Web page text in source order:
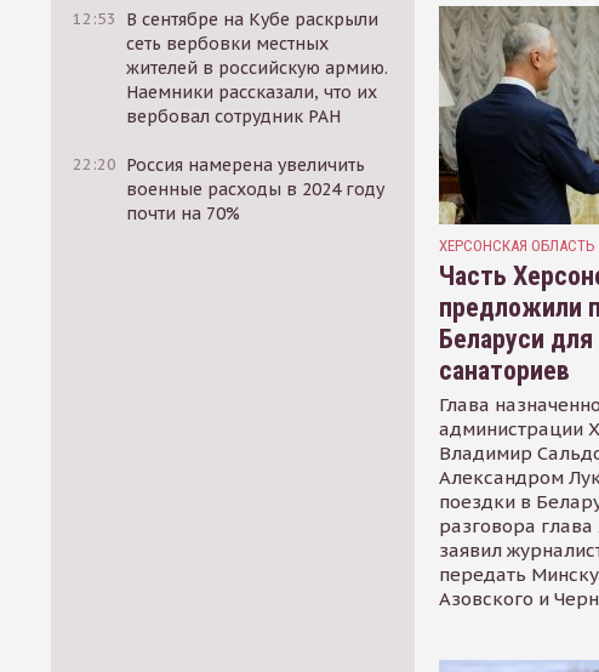
12:53
В сентябре на Кубе раскрыли
сеть вербовки местных
жителей в российскую армию.
Наемники рассказали, что их
вербовал сотрудник РАН
22:20 Россия намерена увеличить
военные расходы в 2024 году
почти на 70%
ХЕРСОНСКАЯ ОБЛАСТЬ
Часть
предложили
Беларуси
санаториев
Глава
администрации
Владимир
Александром
поездки в
разговора
заявил
передать
Азовского и